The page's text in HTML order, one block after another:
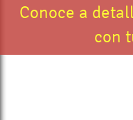
Conoce a
con